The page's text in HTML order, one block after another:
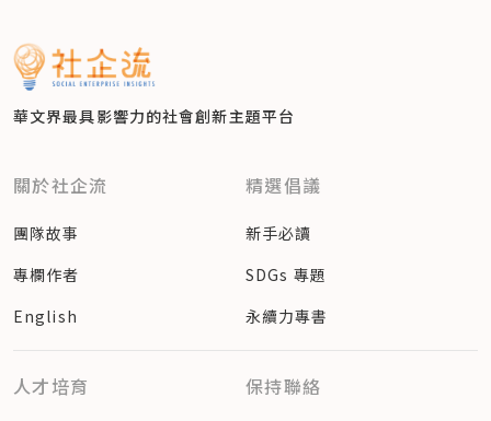
華文界最具影響力的社會創新主題平台
關於社企流
團隊故事
專欄作者
English
精選倡議
新手必讀
SDGs 專題
永續力專書
人才培育 保持聯絡